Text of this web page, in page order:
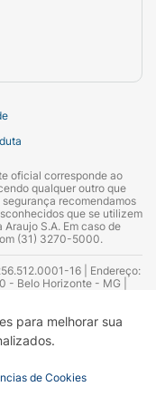
para melhorar sua
de Cookies
até a
de que esse
nas meias de
oficial corresponde ao
qualquer outro que
recomendamos
que se utilizem
S.A. Em caso de
(31) 3270-5000.
16 | Endereço:
- Belo Horizonte - MG |
Alvarenga – CRF 52.584 -
CRF Nº 13.748. Alvará
da Empresa (AFE):